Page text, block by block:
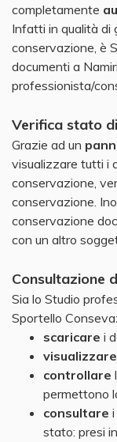
completamente
Infatti in qualità di
conservazione, è
documenti a
professionista/
Verifica stato
Grazie ad un
visualizzare tutti i
conservazione,
conservazione.
conservazione
con un altro
Consultazione
Sia lo Studio
Sportello
scaricare i
visualizzare
controllare
permettono
consultare
stato: presi